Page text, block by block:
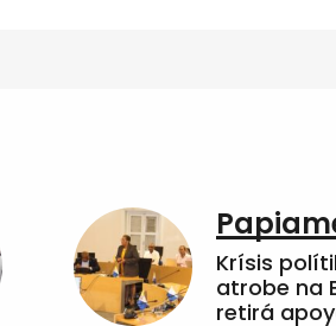
Krísis
atrobe na
retirá